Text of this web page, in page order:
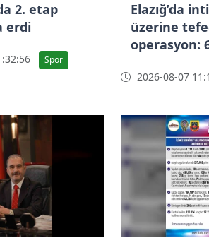
2. etap
erdi
Spor
Elazığ’da
üzerine
operasyon:
2026-08-07